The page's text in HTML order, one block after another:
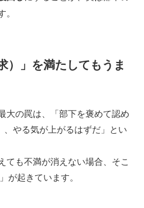
）」を満たしてもうま
大の罠は、「部下を褒めて認め
、やる気が上がるはずだ」とい
ても不満が消えない場合、そこ
」が起きています。